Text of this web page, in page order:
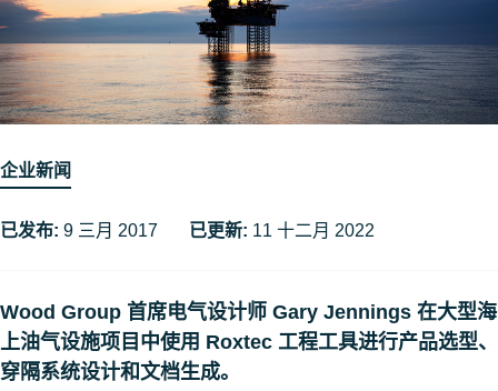
企业新闻
已发布: 9 三月 2017 已更新: 11 十二月 2022
Wood Group 首席电气设计师 Gary Jennings 在大型海
上油气设施项目中使用 Roxtec 工程工具进行产品选型、
穿隔系统设计和文档生成。